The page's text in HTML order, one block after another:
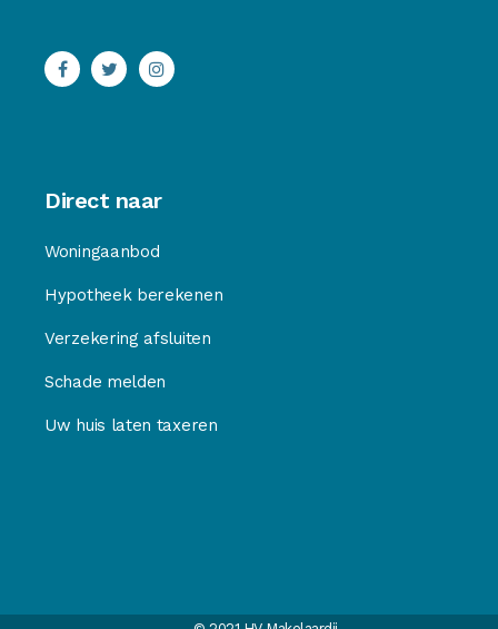
Direct naar
Woningaanbod
Hypotheek berekenen
Verzekering afsluiten
Schade melden
Uw huis laten taxeren